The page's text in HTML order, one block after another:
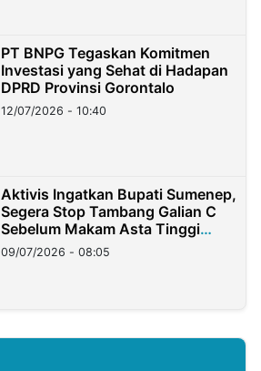
PT BNPG Tegaskan Komitmen
Investasi yang Sehat di Hadapan
DPRD Provinsi Gorontalo
12/07/2026 - 10:40
Aktivis Ingatkan Bupati Sumenep,
Segera Stop Tambang Galian C
Sebelum Makam Asta Tinggi
Longsor
09/07/2026 - 08:05